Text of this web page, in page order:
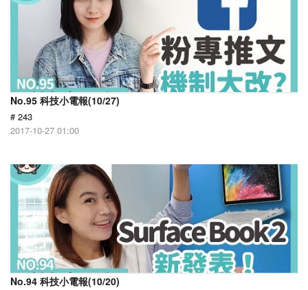
No.95 科技小電報(10/27)
# 243
2017-10-27 01:00
No.94 科技小電報(10/20)